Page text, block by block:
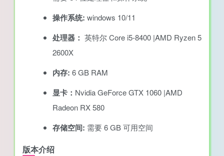
操作系统: windows 10/11
处理器： 英特尔 Core i5-8400 |AMD Ryzen 5
2600X
内存: 6 GB RAM
显卡： Nvidia GeForce GTX 1060 |AMD
Radeon RX 580
存储空间: 需要 6 GB 可用空间
版本介绍